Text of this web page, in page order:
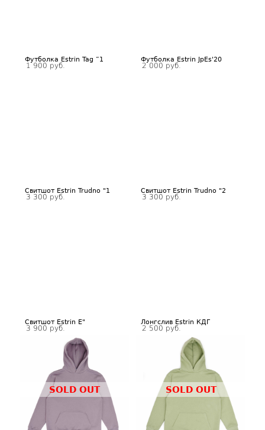
Лонгслив Estrin КДГ
2 500 руб.
3 900 руб.
Свитшот Estrin E"
Свитшот Estrin Trudno "2
3 300 руб.
Свитшот Estrin Trudno "1
3 300 руб.
Футболка Estrin JpEs'20
2 000 руб.
Футболка Estrin Tag ”1
1 900 руб.
SOLD OUT
SOLD OUT